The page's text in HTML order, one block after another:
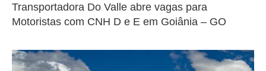
Transportadora Do Valle abre vagas para
Motoristas com CNH D e E em Goiânia – GO